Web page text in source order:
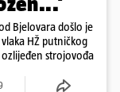
Bjelovara došlo je
HŽ putničkog
strojovođa